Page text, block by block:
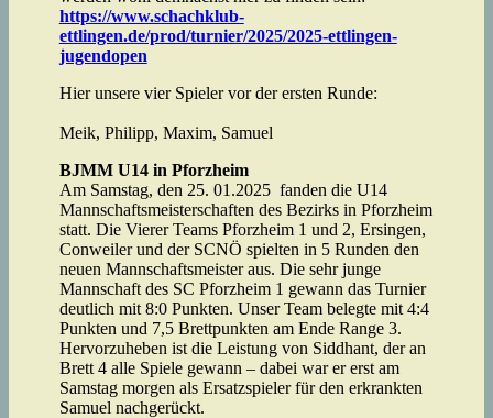
https://www.schachklub-
ettlingen.de/prod/turnier/2025/2025-ettlingen-
jugendopen
Hier unsere vier Spieler vor der ersten Runde:
Meik, Philipp, Maxim, Samuel
BJMM U14 in Pforzheim
Am Samstag, den 25. 01.2025 fanden die U14
Mannschaftsmeisterschaften des Bezirks in Pforzheim
statt. Die Vierer Teams Pforzheim 1 und 2, Ersingen,
Conweiler und der SCNÖ spielten in 5 Runden den
neuen Mannschaftsmeister aus. Die sehr junge
Mannschaft des SC Pforzheim 1 gewann das Turnier
deutlich mit 8:0 Punkten. Unser Team belegte mit 4:4
Punkten und 7,5 Brettpunkten am Ende Range 3.
Hervorzuheben ist die Leistung von Siddhant, der an
Brett 4 alle Spiele gewann – dabei war er erst am
Samstag morgen als Ersatzspieler für den erkrankten
Samuel nachgerückt.